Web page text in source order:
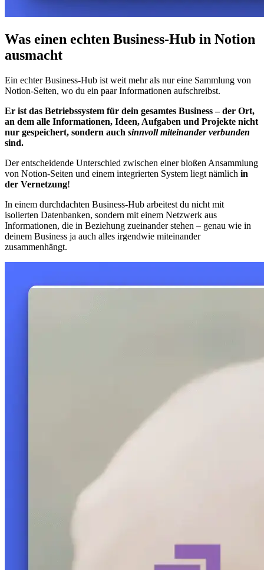
Was einen echten Business-Hub in Notion
ausmacht
Ein echter Business-Hub ist weit mehr als nur eine Sammlung von
Notion-Seiten, wo du ein paar Informationen aufschreibst.
Er ist das Betriebssystem für dein gesamtes Business – der Ort,
an dem alle Informationen, Ideen, Aufgaben und Projekte nicht
nur gespeichert, sondern auch sinnvoll miteinander verbunden
sind.
Der entscheidende Unterschied zwischen einer bloßen Ansammlung
von Notion-Seiten und einem integrierten System liegt nämlich in
der Vernetzung!
In einem durchdachten Business-Hub arbeitest du nicht mit
isolierten Datenbanken, sondern mit einem Netzwerk aus
Informationen, die in Beziehung zueinander stehen – genau wie in
deinem Business ja auch alles irgendwie miteinander
zusammenhängt.